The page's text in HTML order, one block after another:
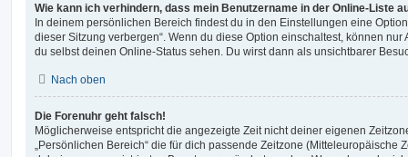
Wie kann ich verhindern, dass mein Benutzername in der Online-Liste
In deinem persönlichen Bereich findest du in den Einstellungen eine
dieser Sitzung verbergen“. Wenn du diese Option einschaltest, können
du selbst deinen Online-Status sehen. Du wirst dann als unsichtbarer
Nach oben
Die Forenuhr geht falsch!
Möglicherweise entspricht die angezeigte Zeit nicht deiner eigenen
„Persönlichen Bereich“ die für dich passende Zeitzone (Mitteleuropäische